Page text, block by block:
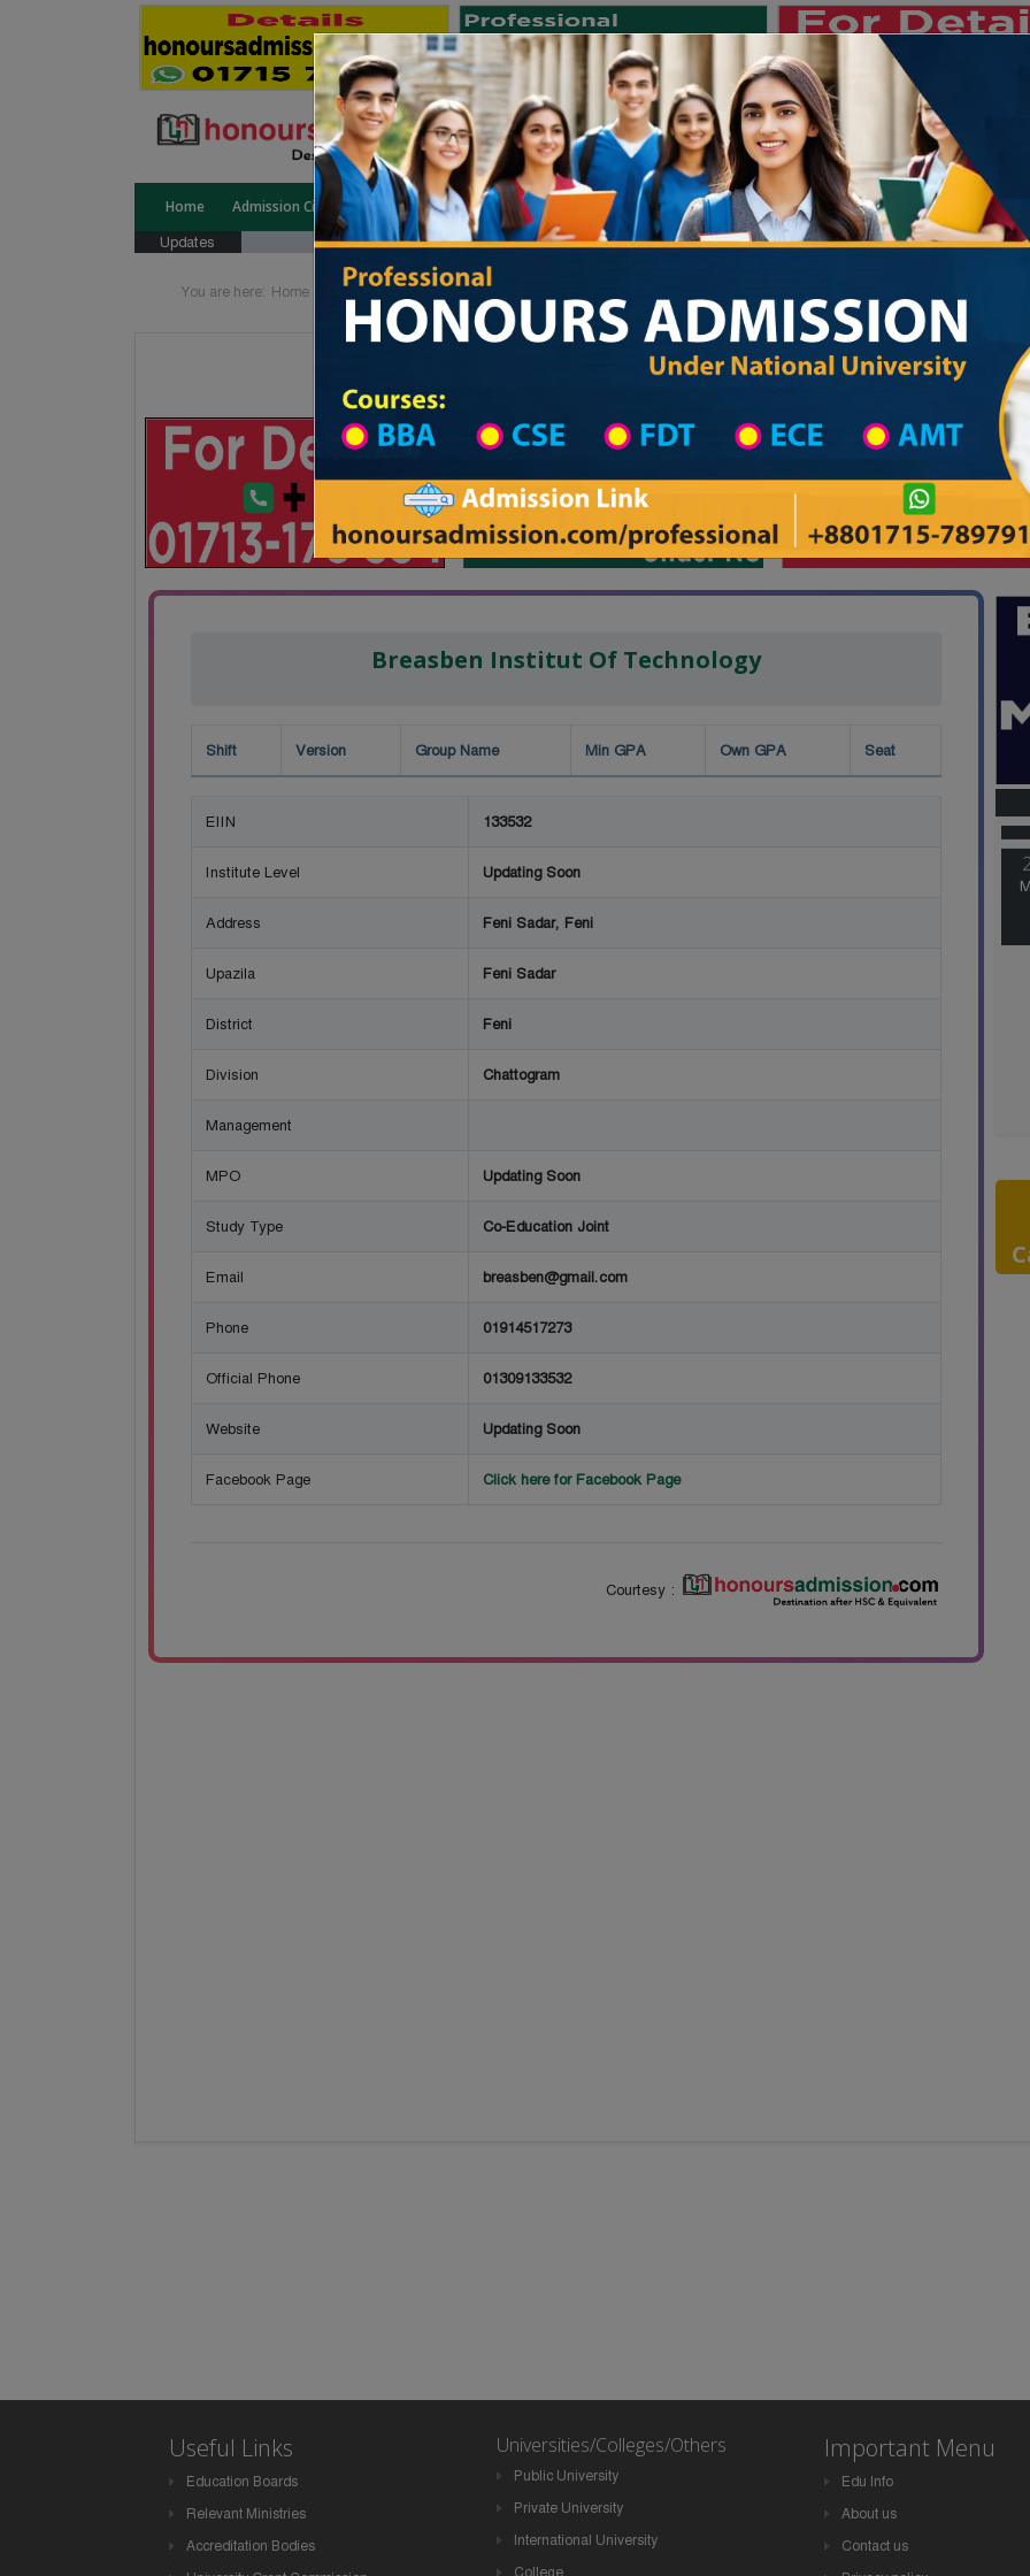
Home Admission Circular Public University Private University International University University College
Updates জাতীয় বিশ্ববিদ্যালয় ২০২৫-২৬
You are here: Home Division List Technical Institute in Feni
Private University Admission
Breasben Institut Of Technology
Shift Version Group Name Min GPA Own GPA Seat
EIIN 133532
Institute Level Updating Soon
Address Feni Sadar, Feni
Upazila Feni Sadar
District Feni
Division Chattogram
Management
MPO Updating Soon
Study Type Co-Education Joint
Email breasben@gmail.com
Phone 01914517273
Official Phone 01309133532
Website Updating Soon
Facebook Page Click here for Facebook Page
Courtesy :
Useful Links
Education Boards
Relevant Ministries
Accreditation Bodies
Universities/Colleges/Others
Public University
Private University
International University
Important Menu
Edu Info
About us
Contact us